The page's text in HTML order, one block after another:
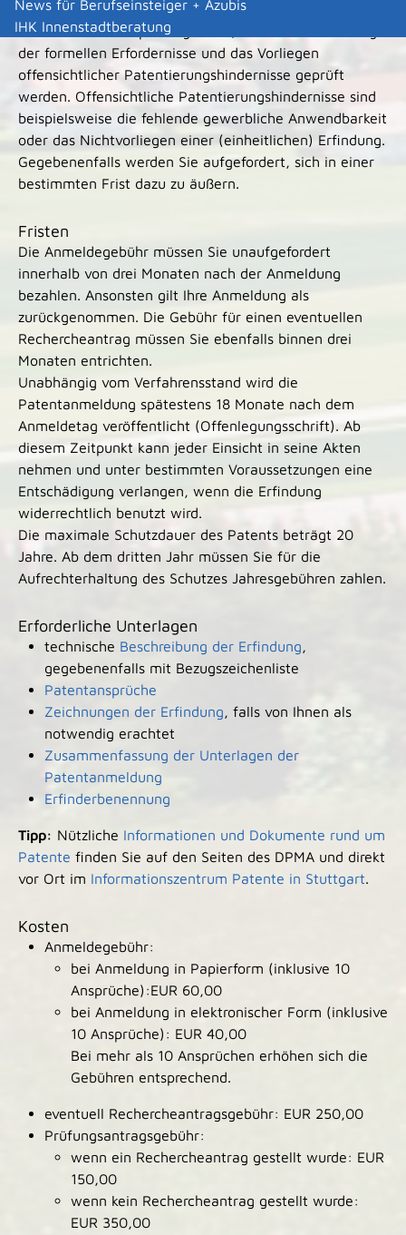
News für Berufseinsteiger + Azubis
IHK Innenstadtberatung
Danach führt das DPMA von Amts wegen eine
Offensichtlichkeitsprüfung durch, in der die Einhaltung
der formellen Erfordernisse und das Vorliegen
offensichtlicher Patentierungshindernisse geprüft
werden. Offensichtliche Patentierungshindernisse sind
beispielsweise die fehlende gewerbliche Anwendbarkeit
oder das Nichtvorliegen einer (einheitlichen) Erfindung.
Gegebenenfalls werden Sie aufgefordert, sich in einer
bestimmten Frist dazu zu äußern.
Fristen
Die Anmeldegebühr müssen Sie unaufgefordert
innerhalb von drei Monaten nach der Anmeldung
bezahlen. Ansonsten gilt Ihre Anmeldung als
zurückgenommen. Die Gebühr für einen eventuellen
Rechercheantrag müssen Sie ebenfalls binnen drei
Monaten entrichten.
Unabhängig vom Verfahrensstand wird die
Patentanmeldung spätestens 18 Monate nach dem
Anmeldetag veröffentlicht (Offenlegungsschrift). Ab
diesem Zeitpunkt kann jeder Einsicht in seine Akten
nehmen und unter bestimmten Voraussetzungen eine
Entschädigung verlangen, wenn die Erfindung
widerrechtlich benutzt wird.
Die maximale Schutzdauer des Patents beträgt 20
Jahre. Ab dem dritten Jahr müssen Sie für die
Aufrechterhaltung des Schutzes Jahresgebühren zahlen.
Erforderliche Unterlagen
technische Beschreibung der Erfindung,
gegebenenfalls mit Bezugszeichenliste
Patentansprüche
Zeichnungen der Erfindung, falls von Ihnen als
notwendig erachtet
Zusammenfassung der Unterlagen der
Patentanmeldung
Erfinderbenennung
Tipp: Nützliche Informationen und Dokumente rund um
Patente finden Sie auf den Seiten des DPMA und direkt
vor Ort im Informationszentrum Patente in Stuttgart.
Kosten
Anmeldegebühr:
bei Anmeldung in Papierform (inklusive 10
Ansprüche):EUR 60,00
bei Anmeldung in elektronischer Form (inklusive
10 Ansprüche): EUR 40,00
Bei mehr als 10 Ansprüchen erhöhen sich die
Gebühren entsprechend.
eventuell Rechercheantragsgebühr: EUR 250,00
Prüfungsantragsgebühr:
wenn ein Rechercheantrag gestellt wurde: EUR
150,00
wenn kein Rechercheantrag gestellt wurde:
EUR 350,00